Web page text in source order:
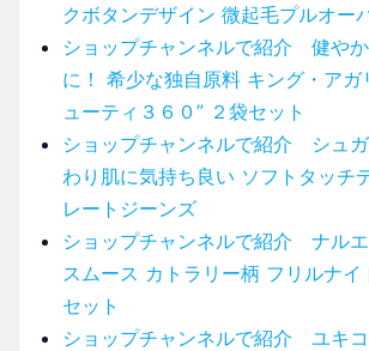
クボタンデザイン 微起毛プルオー
ショップチャンネルで紹介 健や
に！ 希少な独自原料 キング・アガ
ューティ３６０” ２袋セット
ショップチャンネルで紹介 シュ
わり肌に気持ち良い ソフトタッチ
レートジーンズ
ショップチャンネルで紹介 ナル
スムース カトラリー柄 フリルナ
セット
ショップチャンネルで紹介 ユキ